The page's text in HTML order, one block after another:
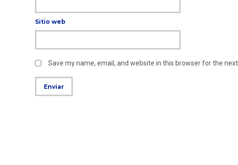
Sitio web
Save my name, email, and website in this browser for the